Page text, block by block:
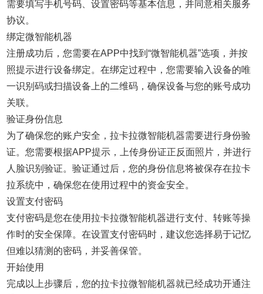
需要填写手机号码、设置密码等基本信息，并同意相关服务
协议。
绑定微智能机器
注册成功后，您需要在APP中找到“微智能机器”选项，并按
照提示进行设备绑定。在绑定过程中，您需要输入设备的唯
一识别码或扫描设备上的二维码，确保设备与您的账号成功
关联。
验证身份信息
为了确保您的账户安全，拉卡拉微智能机器需要进行身份验
证。您需要根据APP提示，上传身份证正反面照片，并进行
人脸识别验证。验证通过后，您的身份信息将被保存在拉卡
拉系统中，确保您在使用过程中的资金安全。
设置支付密码
支付密码是您在使用拉卡拉微智能机器进行支付、转账等操
作时的安全保障。在设置支付密码时，建议您选择易于记忆
但难以猜测的密码，并妥善保管。
开始使用
完成以上步骤后，您的拉卡拉微智能机器就已经成功开通注